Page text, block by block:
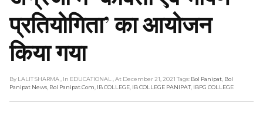
प्रतियोगिता’ का आयोजन
किया गया
By LALIT SHARMA , In EDUCATIONAL , At December 21, 2021 Tags: Bol Panipat Bol
Panipat News Bol Panipat.com IB COLLEGE IB COLLEGE PANIPAT IBPG COLLEGE